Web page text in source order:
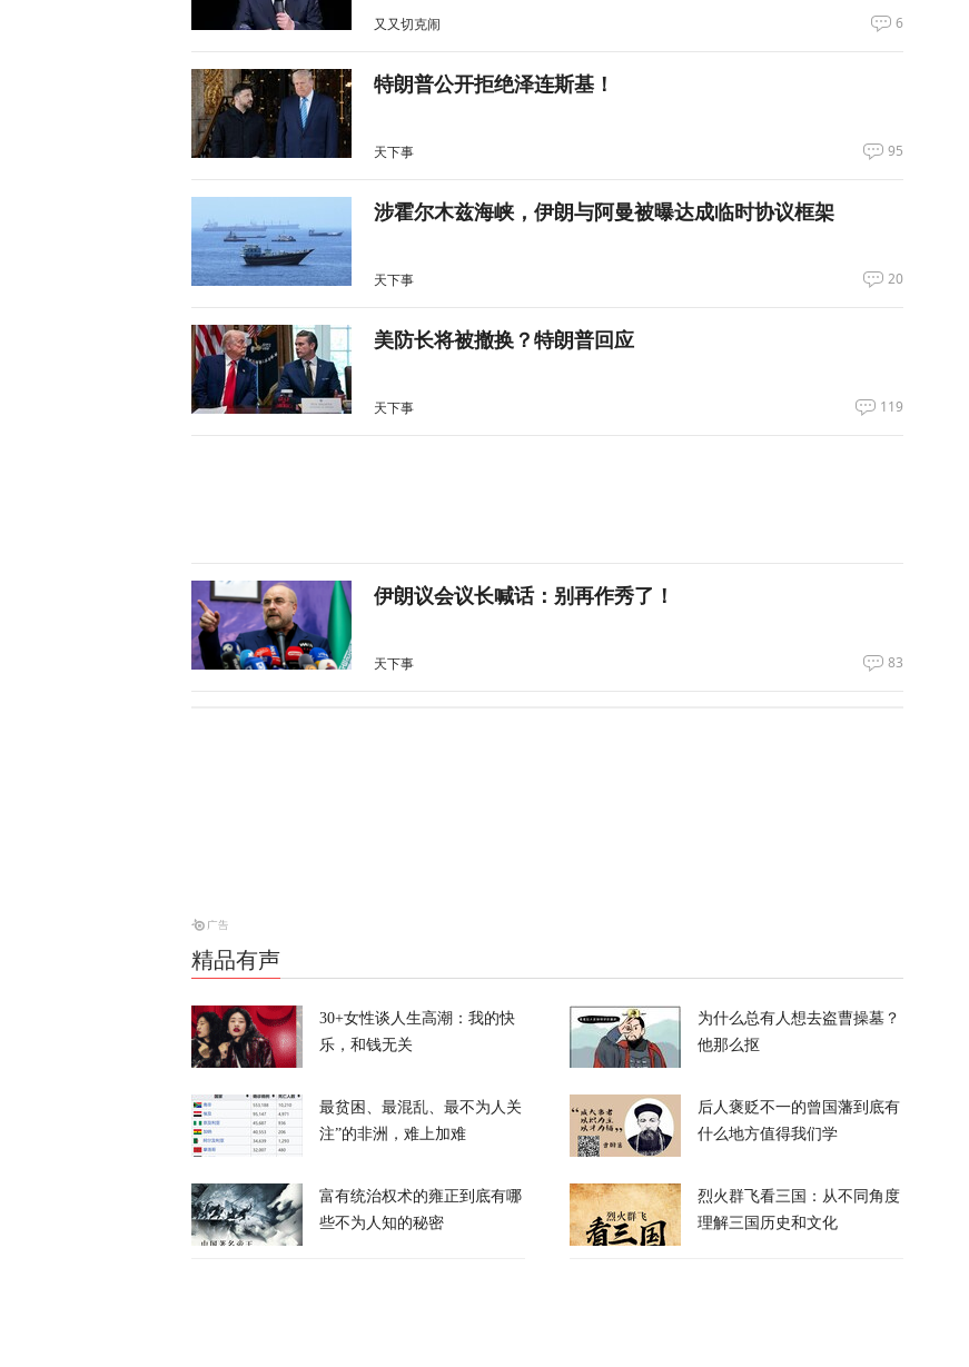
又又切克闹 6
特朗普公开拒绝泽连斯基！
天下事 95
涉霍尔木兹海峡，伊朗与阿曼被曝达成临时协议框架
天下事 20
美防长将被撤换？特朗普回应
天下事 119
伊朗议会议长喊话：别再作秀了！
天下事 83
特朗普所乘直升机遭遇飞行安全事件，现场监控画面曝光
天下事
岛内演习首日，台军丢盔弃甲，赖清德深夜逃跑，赌解放军
精品有声
30+女性谈人生高潮：我的快
乐，和钱无关
为什么总有人想去盗曹操墓？
他那么抠
最贫困、最混乱、最不为人关
注”的非洲，难上加难
后人褒贬不一的曾国藩到底有
什么地方值得我们学
富有统治权术的雍正到底有哪
些不为人知的秘密
烈火群飞看三国：从不同角度
理解三国历史和文化